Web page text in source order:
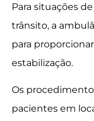
Para situações
trânsito, a
para
estabilização.
Os
pacientes em